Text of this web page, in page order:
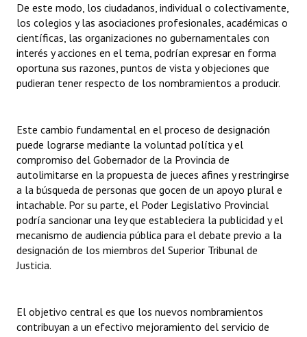
Banca del Vecino - Registro
Huéspedes de Honor - Registro
Antiguos Pobladores - Registro
Bariloche, Municipio intercultural
Entrega de distinciones
REFORMA DE LA CARTA ORGÁNICA
De este modo, los ciudadanos, individual o colectivamente,
los colegios y las asociaciones profesionales, académicas o
científicas, las organizaciones no gubernamentales con
interés y acciones en el tema, podrían expresar en forma
oportuna sus razones, puntos de vista y objeciones que
pudieran tener respecto de los nombramientos a producir.
Este cambio fundamental en el proceso de designación
puede lograrse mediante la voluntad política y el
compromiso del Gobernador de la Provincia de
autolimitarse en la propuesta de jueces afines y restringirse
a la búsqueda de personas que gocen de un apoyo plural e
intachable. Por su parte, el Poder Legislativo Provincial
podría sancionar una ley que estableciera la publicidad y el
mecanismo de audiencia pública para el debate previo a la
designación de los miembros del Superior Tribunal de
Justicia.
El objetivo central es que los nuevos nombramientos
contribuyan a un efectivo mejoramiento del servicio de